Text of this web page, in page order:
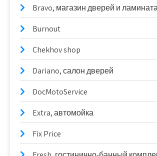
Bravo, магазин дверей и
Burnout
Chekhov shop
Dariano, салон дверей
DocMotoService
Extra, автомойка
Fix Price